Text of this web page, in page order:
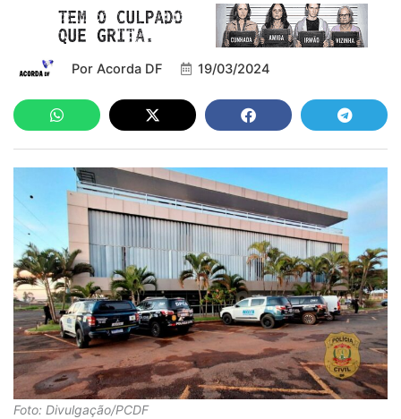
Por Acorda DF 19/03/2024
Foto: Divulgação/PCDF